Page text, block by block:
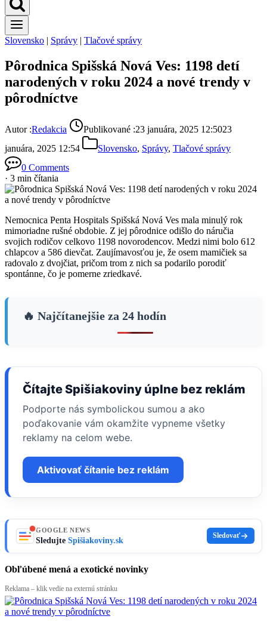
Slovensko | Správy | Tlačové správy
Pôrodnica Spišská Nová Ves: 1198 detí
narodených v roku 2024 a nové trendy v
pôrodníctve
Autor :Redakcia Publikované :23 januára, 2025 12:5023
januára, 2025 12:54
Slovensko, Správy, Tlačové správy
0 Comments
· 3 min čítania
Nemocnica Penta Hospitals Spišská Nová Ves mala minulý rok
mimoriadne rušné obdobie. Z jej pôrodnice odišlo do náručia
svojich rodičov celkovo 1198 novorodencov. Medzi nimi bolo 612
chlapcov a 586 dievčat. Zaujímavosťou je, že osem mamičiek sa
radovalo z dvojčiat, pričom trom z nich sa podarilo porodiť
spontánne, čo je pomerne zriedkavé.
🔥 Najčítanejšie za 24 hodín
Čítajte Spišiakoviny úplne bez reklám
Podporte nás symbolickou sumou a ako
poďakovanie vám okamžite vypneme všetky
reklamy na celom webe.
Aktivovať čítanie bez reklám
GOOGLE NEWS
Sledujte Spišiakoviny.sk
Sledovať
Obľúbené mená a exotické novinky
Reklama – klik vedie na externú stránku